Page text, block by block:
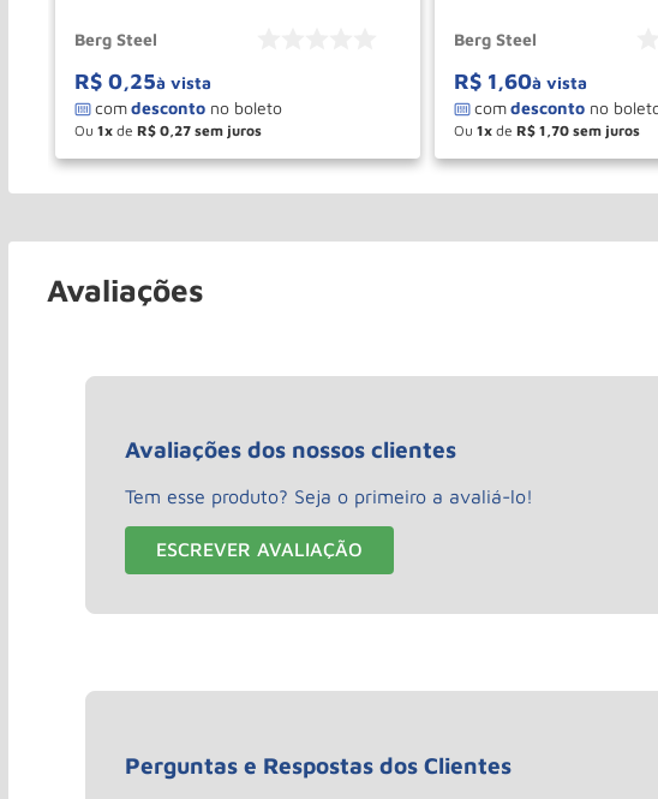
Berg Steel
R$ 0,25à vista
Ou 1 de R$ 0 27
＋
－ COMPRAR
Berg Steel
R$ 1,60à vista
Ou 1 de R$ 1 70
＋
－
Avaliações
Avaliações dos nossos clientes
Tem esse produto? Seja o primeiro a avaliá-lo!
ESCREVER AVALIAÇÃO
Perguntas e Respostas dos Clientes